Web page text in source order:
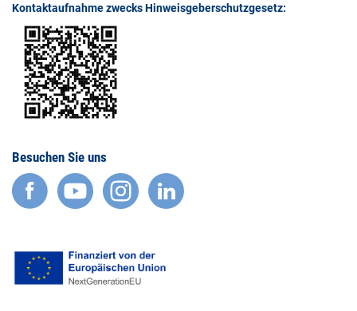
Kontaktaufnahme zwecks Hinweisgeberschutzgesetz:
Besuchen Sie uns
facebook
YouTube
Instagram